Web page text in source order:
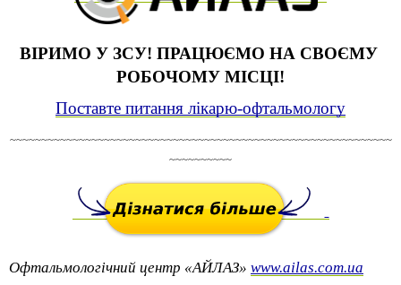
ВІРИМО У ЗСУ! ПРАЦЮЄМО НА СВОЄМУ
РОБОЧОМУ МІСЦІ!
Поставте питання лікарю-офтальмологу
~~~~~~~~~~~~~~~~~~~~~~~~~~~~~~~~~~~~~~~~~~~~~~~~~~~~~~~~~~~~~
~~~~~~~~~~
Офтальмологічний центр «АЙЛАЗ» www.ailas.com.ua